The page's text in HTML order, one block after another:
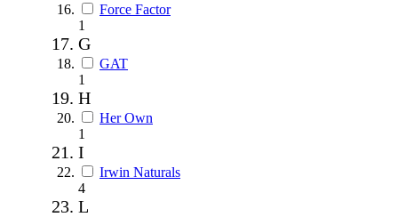
Force Factor
1
G
GAT
1
H
Her Own
1
I
Irwin Naturals
4
L